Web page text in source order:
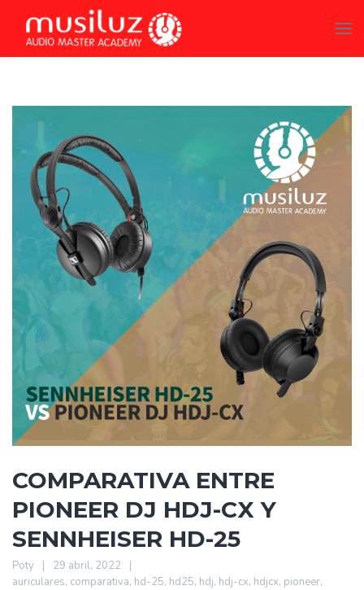
COMPARATIVA ENTRE
PIONEER DJ HDJ-CX Y
SENNHEISER HD-25
Poty
29 abril, 2022
auriculares, comparativa, hd-25, hd25, hdj, hdj-cx, hdjcx, pioneer,